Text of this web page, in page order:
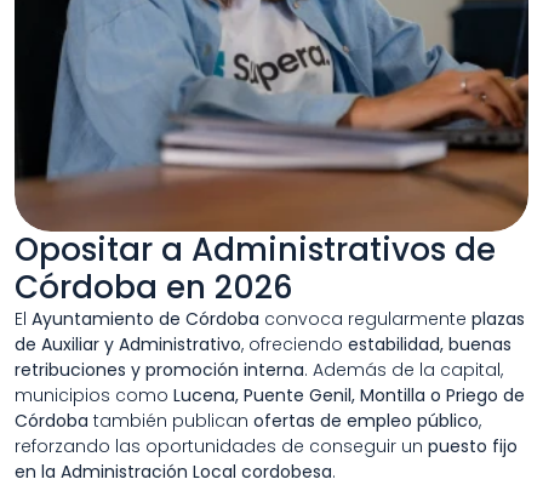
Opositar a Administrativos de
Córdoba en 2026
El Ayuntamiento de Córdoba convoca regularmente plazas
de Auxiliar y Administrativo, ofreciendo estabilidad, buenas
retribuciones y promoción interna. Además de la capital,
municipios como Lucena, Puente Genil, Montilla o Priego de
Córdoba también publican ofertas de empleo público,
reforzando las oportunidades de conseguir un puesto fijo
en la Administración Local cordobesa.